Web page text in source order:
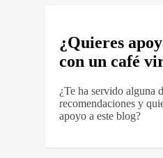
¿Quieres
con un café
¿Te ha servido alguna
recomendaciones y
apoyo a este blog?